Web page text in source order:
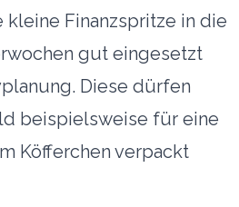
kleine Finanzspritze in die
gut eingesetzt
Diese dürfen
beispielsweise für eine
Köfferchen verpackt